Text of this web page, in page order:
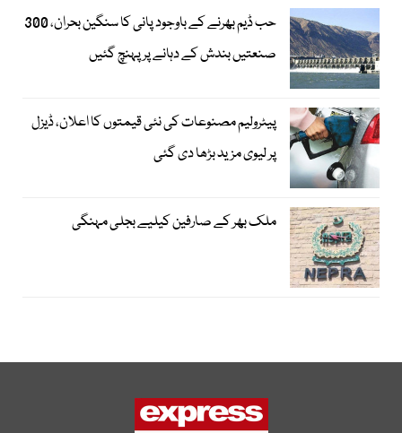
حب ڈیم بھرنے کے باوجود پانی کا سنگین بحران، 300
صنعتیں بندش کے دہانے پر پہنچ گئیں
پیٹرولیم مصنوعات کی نئی قیمتوں کا اعلان، ڈیزل
پر لیوی مزید بڑھا دی گئی
ملک بھر کے صارفین کیلیے بجلی مہنگی